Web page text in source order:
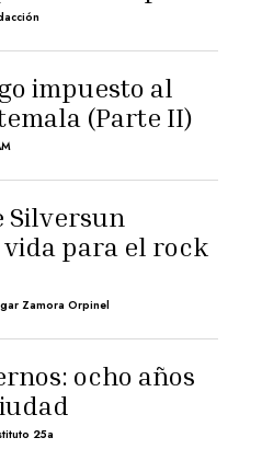
impuesto al
(Parte II)
Silversun
para el rock
Zamora Orpinel
ocho años
25a